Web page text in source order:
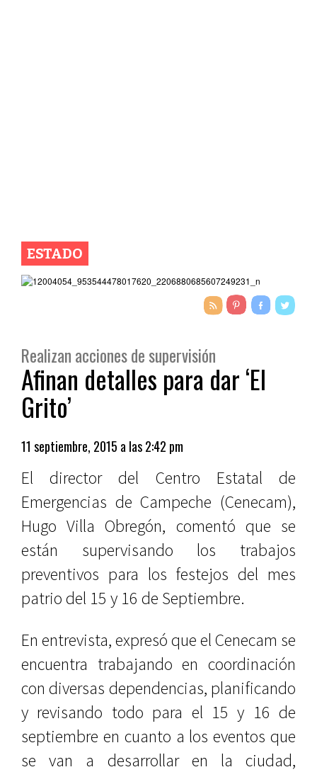
ESTADO
Realizan acciones de supervisión
Afinan detalles para dar ‘El
Grito’
11 septiembre, 2015 a las 2:42 pm
El director del Centro Estatal de
Emergencias de Campeche (Cenecam),
Hugo Villa Obregón, comentó que se
están supervisando los trabajos
preventivos para los festejos del mes
patrio del 15 y 16 de Septiembre.
En entrevista, expresó que el Cenecam se
encuentra trabajando en coordinación
con diversas dependencias, planificando
y revisando todo para el 15 y 16 de
septiembre en cuanto a los eventos que
se van a desarrollar en la ciudad,